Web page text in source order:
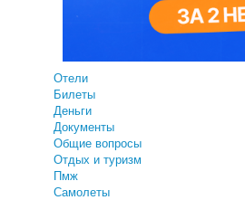
Отели
Билеты
Деньги
Документы
Общие вопросы
Отдых и туризм
Пмж
Самолеты